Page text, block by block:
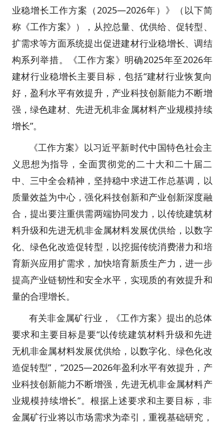
业稳增长工作方案（2025—2026年）》（以下简
称《工作方案》），从控总量、优供给、促转型、
扩需求等方面系统提出促进建材行业稳增长、调结
构系列举措。《工作方案》明确2025年至2026年
建材行业稳增长主要目标，包括“建材行业恢复向
好，盈利水平有效提升，产业科技创新能力不断增
强，绿色建材、先进无机非金属材料产业规模持续
增长”。
《工作方案》以习近平新时代中国特色社会主
义思想为指导，全面贯彻党的二十大和二十届二
中、三中全会精神，坚持稳中求进工作总基调，以
质量效益为中心，强化科技创新和产业创新深度融
合，提出要注重供需两端协同发力，以传统建筑材
料升级和先进无机非金属材料发展优供给，以数字
化、绿色化改造促转型，以挖掘传统消费潜力和培
育新兴应用扩需求，加快培育新质生产力，进一步
提高产业链韧性和安全水平，实现质的有效提升和
量的合理增长。
有关非金属矿行业，《工作方案》提出的总体
要求和主要目标是要“以传统建筑材料升级和先进
无机非金属材料发展优供给，以数字化、绿色化改
造促转型”，“2025—2026年盈利水平有效提升，产
业科技创新能力不断增强，先进无机非金属材料产
业规模持续增长”。根据上述要求和主要目标，非
金属矿行业将以市场需求为牵引，重视基础研究，